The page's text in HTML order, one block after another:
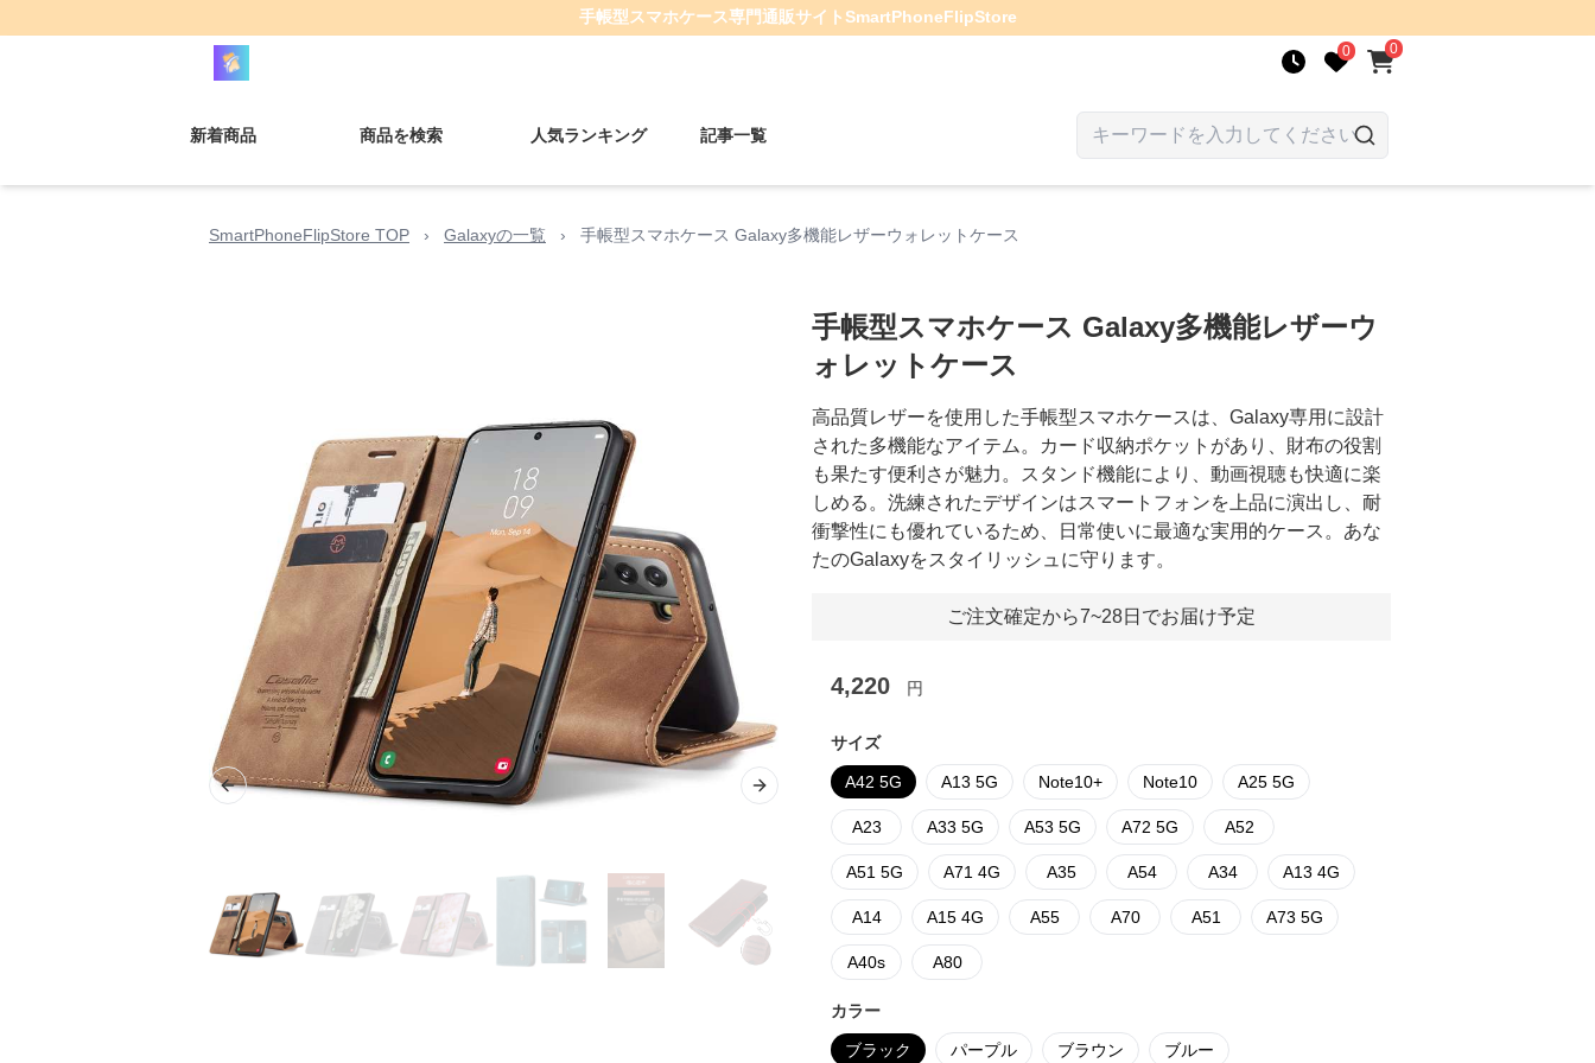
手帳型スマホケース専門通販サイトSmartPhoneFlipStore
0 0
新着商品 商品を検索 人気ランキング 記事一覧
SmartPhoneFlipStore TOP › Galaxyの一覧 › 手帳型スマホケース Galaxy多機能レザーウォレットケース
Previous slide Next slide
手帳型スマホケース Galaxy多機能レザーウ
ォレットケース
高品質レザーを使用した手帳型スマホケースは、Galaxy専用に設計
された多機能なアイテム。カード収納ポケットがあり、財布の役割
も果たす便利さが魅力。スタンド機能により、動画視聴も快適に楽
しめる。洗練されたデザインはスマートフォンを上品に演出し、耐
衝撃性にも優れているため、日常使いに最適な実用的ケース。あな
たのGalaxyをスタイリッシュに守ります。
ご注文確定から7~28日でお届け予定
4,220 円
サイズ
A42 5G A13 5G Note10+ Note10 A25 5G
A23 A33 5G A53 5G A72 5G A52
A51 5G A71 4G A35 A54 A34 A13 4G
A14 A15 4G A55 A70 A51 A73 5G
A40s A80
カラー
ブラック パープル ブラウン ブルー